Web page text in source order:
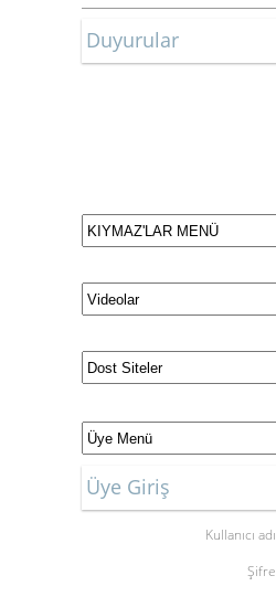
Duyurular
Üye Giriş
Kullanıcı adı
Şifre